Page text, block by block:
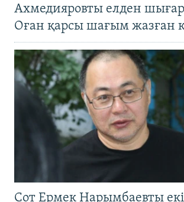
Ахмедияровты елден
Оған қарсы шағым жазған
Сот Ермек Нарымбаевты